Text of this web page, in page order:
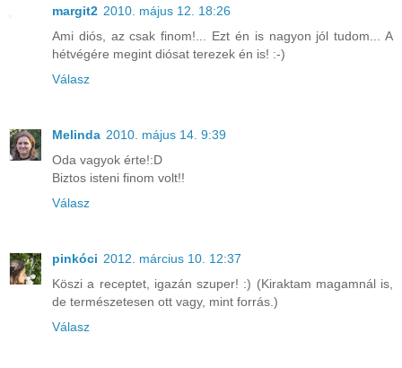
margit2 2010. május 12. 18:26
Ami diós, az csak finom!... Ezt én is nagyon jól tudom... A
hétvégére megint diósat terezek én is! :-)
Válasz
Melinda 2010. május 14. 9:39
Oda vagyok érte!:D
Biztos isteni finom volt!!
Válasz
pinkóci 2012. március 10. 12:37
Köszi a receptet, igazán szuper! :) (Kiraktam magamnál is,
de természetesen ott vagy, mint forrás.)
Válasz